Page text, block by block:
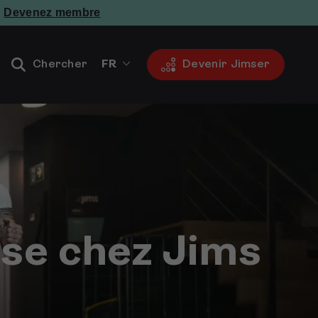
Devenez membre
Chercher FR Devenir Jimser
chez Jims